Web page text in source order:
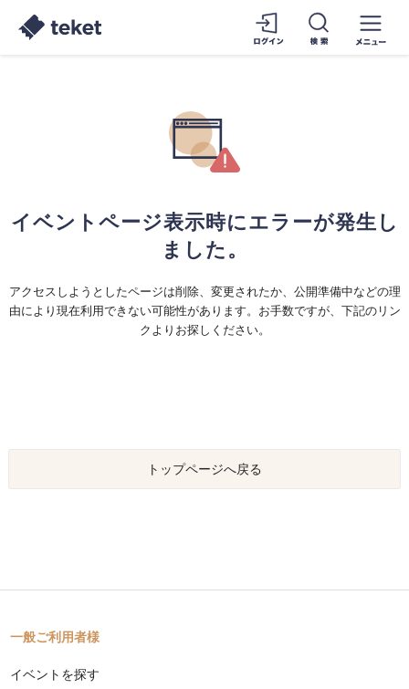
イベントページ表示時にエラーが発生し
ました。
アクセスしようとしたページは削除、変更されたか、公開準備中などの理
由により現在利用できない可能性があります。お手数ですが、下記のリン
クよりお探しください。
トップページへ戻る
一般ご利用者様
イベントを探す